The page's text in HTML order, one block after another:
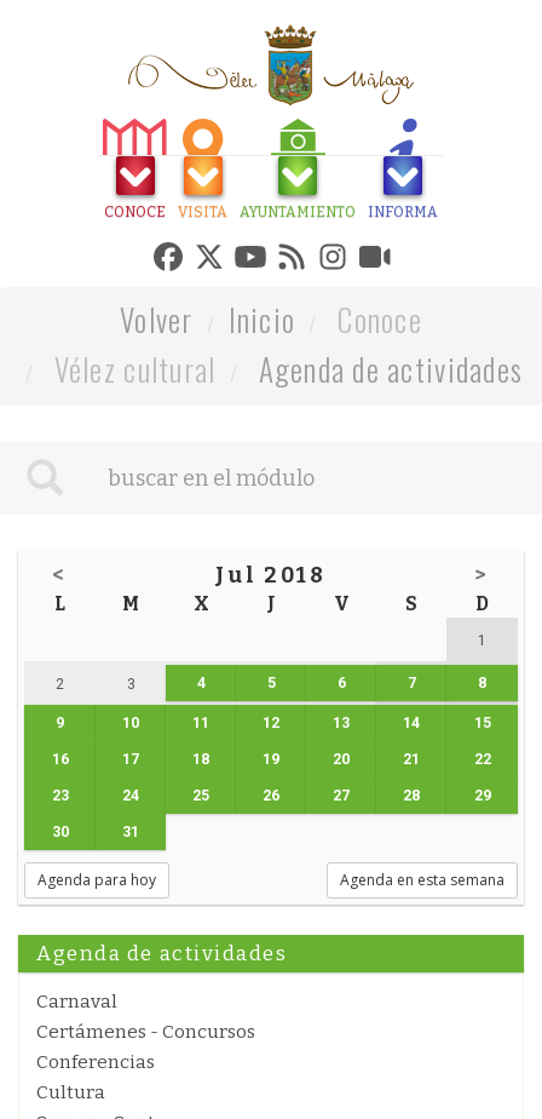
CONOCE VISITA AYUNTAMIENTO INFORMA
Volver Inicio
Conoce
Vélez cultural
Agenda de actividades
< Jul 2018 >
L M X J V S D
1
2 3 4 5 6 7 8
9 10 11 12 13 14 15
16 17 18 19 20 21 22
23 24 25 26 27 28 29
30 31
Agenda para hoy Agenda en esta semana
Agenda de actividades
Carnaval
Certámenes - Concursos
Conferencias
Cultura